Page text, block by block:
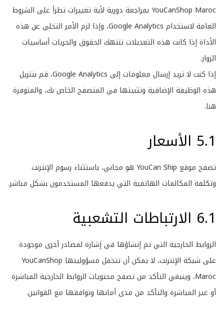
YouCanShop Maroc بمراجعة دورية لأية تغييرات تطرأ على الشروط
العامة لاستخدام Google Analytics، وإذا لزم الأمر التخلي عن هذه
الأداة إذا كانت هذه التعديلات تنتهك الحقوق والحريات أساسيات
الزوار.
إذا كنت لا تريد إرسال معلومات إلى Google Analytics، قم بتنزيل
هذه الوظيفة الإضافية وتثبيتها في المتصفح الخاص بك، والمتوفرة
هنا.
5.1 الأسعار
تصفح موقع YouCan Ship هو مجاني، باستثناء رسوم الإنترنت
وتكلفة المكالمات الهاتفية التي يدفعها المستخدمون بشكل مباشر.
6.1 الارتباطات التشعبية
الروابط الخارجية التي تم إنشاؤها في إشارة لمصادر أخرى موجودة
على شبكة الإنترنت، لا يمكن أن تتحمل مسؤوليتها YouCanShop
Maroc، وينبغي التأكد من تصفح محتويات الروابط الخارجية المباشرة
أو غير المباشرة والتأكد من مدى أمانها وتوافقها مع القوانين.